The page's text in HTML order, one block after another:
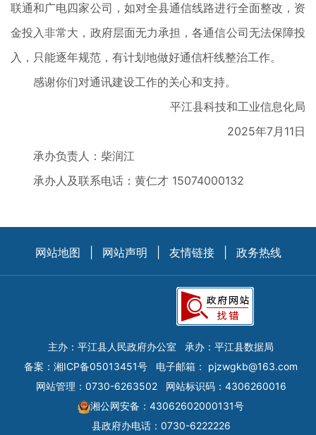
联通和广电四家公司，如对全县通信线路进行全面整改，资
金投入非常大，政府层面无力承担，各通信公司无法保障投
入，只能逐年规范，有计划地做好通信杆线整治工作。
感谢你们对通讯建设工作的关心和支持。
平江县科技和工业信息化局
2025年7月11日
承办负责人：柴润江
承办人及联系电话：黄仁才 15074000132
网站地图 网站声明 友情链接 政务热线
主办：平江县人民政府办公室
承办：平江县数据局
备案： 湘ICP备05013451号 电子邮箱： pjzwgkb@163.com
网站管理：0730-6263502
网站标识码：4306260016
湘公网安备：43062602000131号
县政府办电话：0730-6222226